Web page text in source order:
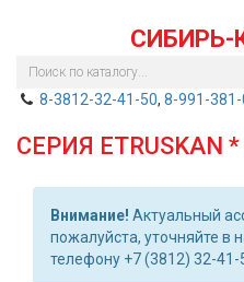
СИБИРЬ-
8-3812-32-41-50, 8-991-
СЕРИЯ ETRUSKAN
Внимание! Актуальный
пожалуйста, уточняйте в
телефону +7 (3812) 32-41-